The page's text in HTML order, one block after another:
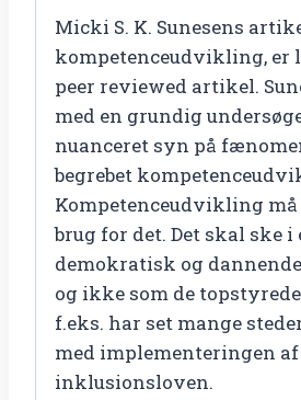
Micki S. K. Sunesens
kompetenceudvikling, er
peer reviewed artikel.
med en grundig
nuanceret syn på
begrebet
Kompetenceudvikling må
brug for det. Det skal ske i
demokratisk og
og ikke som de
f.eks. har set mange
med implementeringen af
inklusionsloven.